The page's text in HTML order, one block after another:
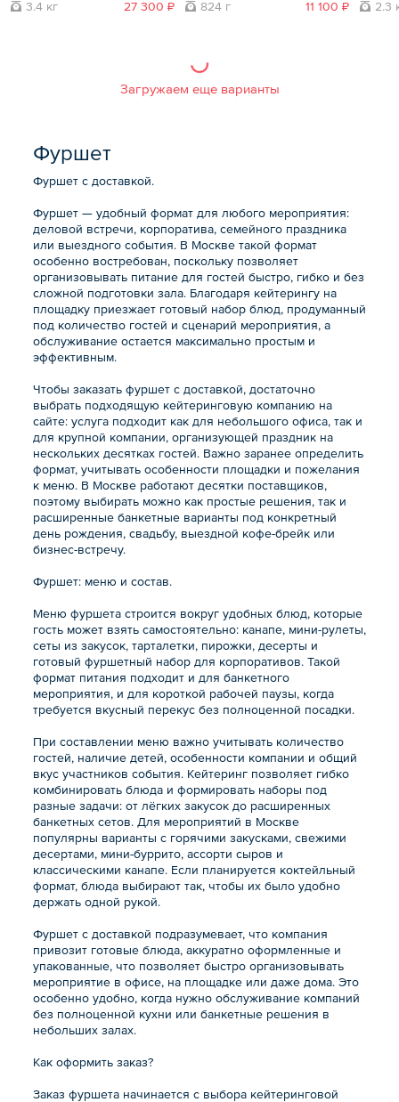
3.4 кг 27 300 ₽ 824 г 11 100 ₽ 2.3
Загружаем еще варианты
Фуршет
Фуршет с доставкой.
Фуршет — удобный формат для любого мероприятия:
деловой встречи, корпоратива, семейного праздника
или выездного события. В Москве такой формат
особенно востребован, поскольку позволяет
организовывать питание для гостей быстро, гибко и без
сложной подготовки зала. Благодаря кейтерингу на
площадку приезжает готовый набор блюд, продуманный
под количество гостей и сценарий мероприятия, а
обслуживание остается максимально простым и
эффективным.
Чтобы заказать фуршет с доставкой, достаточно
выбрать подходящую кейтеринговую компанию на
сайте: услуга подходит как для небольшого офиса, так и
для крупной компании, организующей праздник на
нескольких десятках гостей. Важно заранее определить
формат, учитывать особенности площадки и пожелания
к меню. В Москве работают десятки поставщиков,
поэтому выбирать можно как простые решения, так и
расширенные банкетные варианты под конкретный
день рождения, свадьбу, выездной кофе-брейк или
бизнес-встречу.
Фуршет: меню и состав.
Меню фуршета строится вокруг удобных блюд, которые
гость может взять самостоятельно: канапе, мини-рулеты,
сеты из закусок, тарталетки, пирожки, десерты и
готовый фуршетный набор для корпоративов. Такой
формат питания подходит и для банкетного
мероприятия, и для короткой рабочей паузы, когда
требуется вкусный перекус без полноценной посадки.
При составлении меню важно учитывать количество
гостей, наличие детей, особенности компании и общий
вкус участников события. Кейтеринг позволяет гибко
комбинировать блюда и формировать наборы под
разные задачи: от лёгких закусок до расширенных
банкетных сетов. Для мероприятий в Москве
популярны варианты с горячими закусками, свежими
десертами, мини-буррито, ассорти сыров и
классическими канапе. Если планируется коктейльный
формат, блюда выбирают так, чтобы их было удобно
держать одной рукой.
Фуршет с доставкой подразумевает, что компания
привозит готовые блюда, аккуратно оформленные и
упакованные, что позволяет быстро организовывать
мероприятие в офисе, на площадке или даже дома. Это
особенно удобно, когда нужно обслуживание компаний
без полноценной кухни или банкетные решения в
небольших залах.
Как оформить заказ?
Заказ фуршета начинается с выбора кейтеринговой